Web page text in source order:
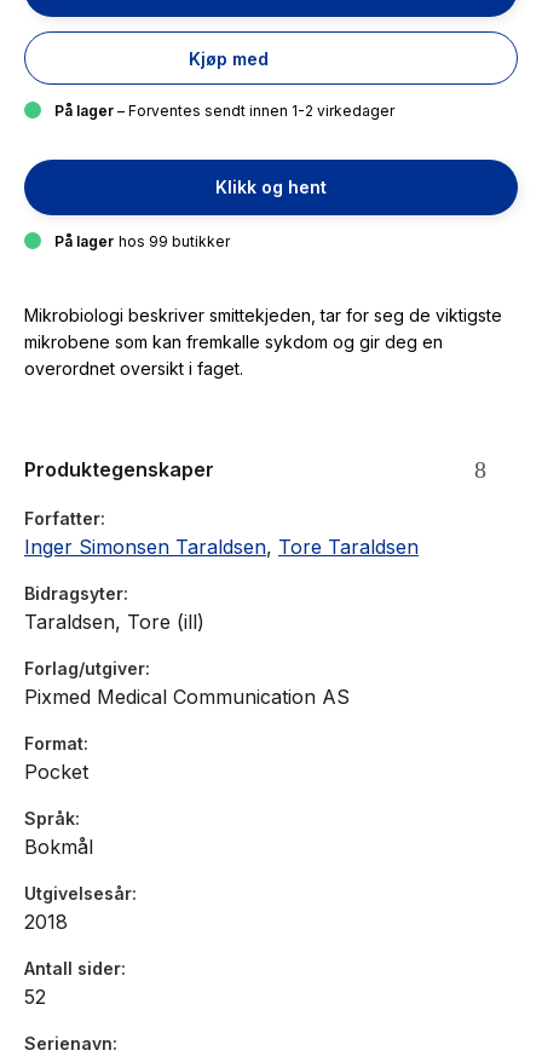
Kjøp med
På lager – Forventes sendt innen 1-2 virkedager
Klikk og hent
På lager hos 99 butikker
Mikrobiologi beskriver smittekjeden, tar for seg de viktigste
mikrobene som kan fremkalle sykdom og gir deg en
overordnet oversikt i faget.
Produktegenskaper
Forfatter
Inger Simonsen Taraldsen, Tore Taraldsen
Bidragsyter
Taraldsen, Tore (ill)
Forlag/utgiver
Pixmed Medical Communication AS
Format
Pocket
Språk
Bokmål
Utgivelsesår
2018
Antall sider
52
Serienavn